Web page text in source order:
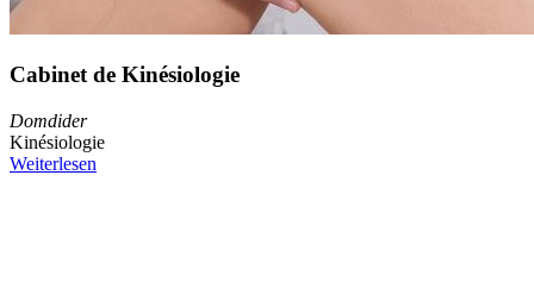
Cabinet de Kinésiologie
Domdider
Kinésiologie
Weiterlesen